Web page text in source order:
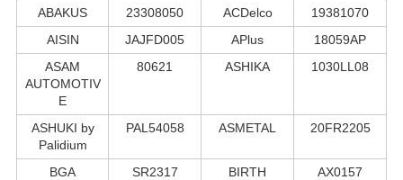
ABAKUS
23308050 ACDelco
19381070
AISIN
JAJFD005 APlus
18059AP
ASAM
AUTOMOTIV
E
80621 ASHIKA 1030LL08
ASHUKI by
Palidium
PAL54058 ASMETAL 20FR2205
BGA SR2317 BIRTH
AX0157